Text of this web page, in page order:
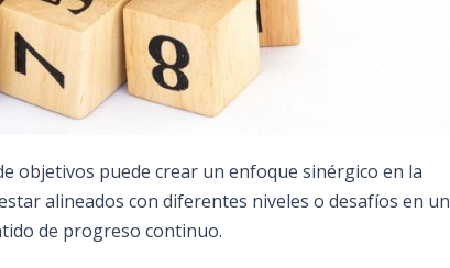
objetivos puede crear un enfoque sinérgico en la
alineados con diferentes niveles o desafíos en un
de progreso continuo.